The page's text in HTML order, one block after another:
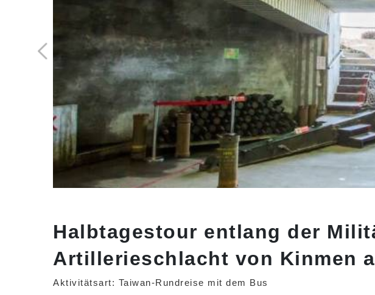
Halbtagestour entlang der
Artillerieschlacht von Kinmen
Aktivitätsart: Taiwan-Rundreise mit dem Bus